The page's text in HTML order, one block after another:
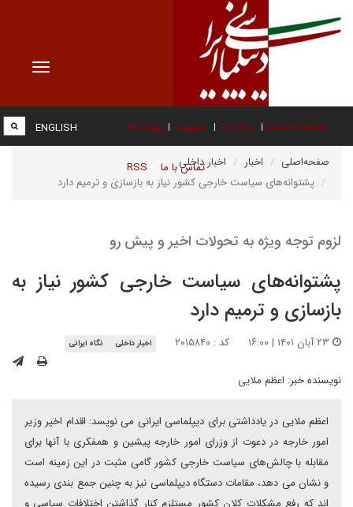
Toggle
صفحه نخست درباره ما عضویت پیوند ها
تماس با ما RSS
ENGLISH
صفحه‌اصلی اخبار
اخبار داخلی
پشتوانه‌های سیاست خارجی کشور نیاز به بازسازی و ترمیم دارد
لزوم توجه ویژه به تحولات اخیر و پیش رو
پشتوانه‌های سیاست خارجی کشور نیاز به
بازسازی و ترمیم دارد
کد : ۲۰۱۵۸۴۰ اخبار داخلی نگاه ایرانی
نویسنده خبر: اعظم ملایی
اعظم ملایی در یادداشتی برای دیپلماسی ایرانی می نویسد: اقدام اخیر وزیر
امور خارجه در دعوت از وزرای امور خارجه پیشین و همفکری با آنها برای
مقابله با چالش‌های سیاست خارجی کشور گامی مثبت در این زمینه است
و نشان می دهد، مقامات دستگاه دیپلماسی نیز به چنین جمع بندی رسیده
اند که رفع مشکلات کلان کشور مستلزم کنار گذاشتن اختلافات سیاسی و